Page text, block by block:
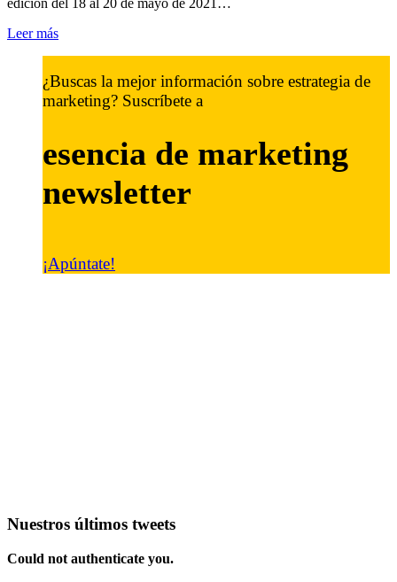
edición del 18 al 20 de mayo de 2021…
Leer más
¿Buscas la mejor información sobre estrategia de
marketing? Suscríbete a
esencia de marketing
newsletter
¡Apúntate!
Nuestros últimos tweets
Could not authenticate you.